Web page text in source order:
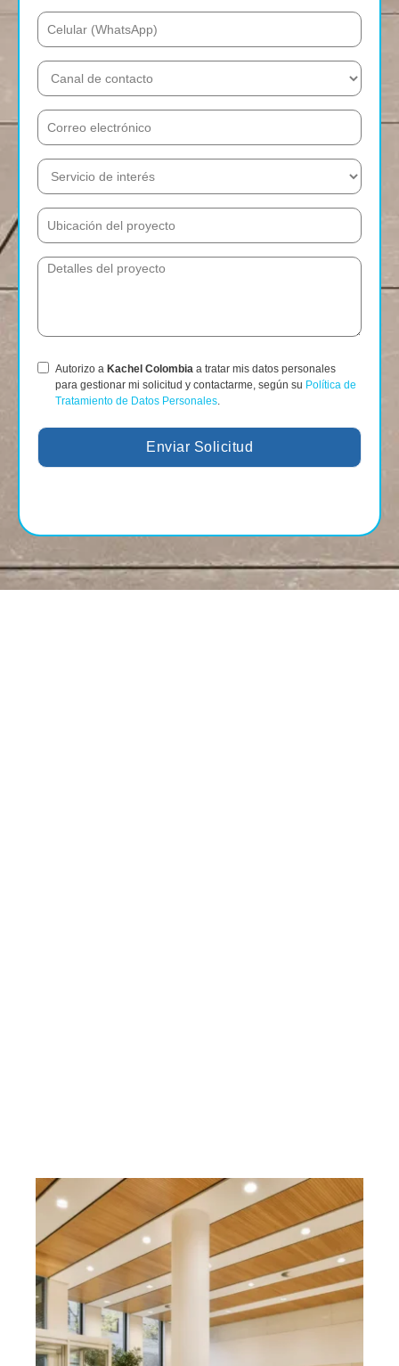
Autorizo a Kachel Colombia a tratar mis datos personales
para gestionar mi solicitud y contactarme, según su Política de
Tratamiento de Datos Personales
Enviar Solicitud